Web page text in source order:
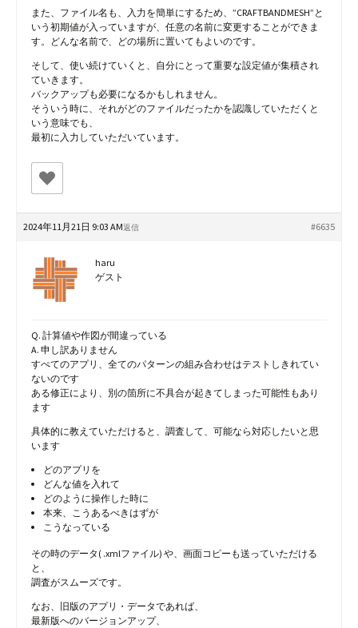
また、ファイル名も、入力を簡単にするため、”CRAFTBANDMESH”と
いう初期値が入っていますが、任意の名前に変更することができま
す。どんな名前で、どの場所に置いてもよいのです。
そして、使い続けていくと、自分にとって重要な設定値が集積され
ていきます。
バックアップも必要になるかもしれません。
そういう時に、それがどのファイルだったかを認識していただくと
いう意味でも、
最初に入力していただいています。
2024年11月21日 9:03 AM #6635
返信
haru
ゲスト
Q. 計算値や作図が間違っている
A. 申し訳ありません
すぺてのアプリ、全てのパターンの組み合わせはテストしきれてい
ないのです
ある修正により、別の箇所に不具合が起きてしまった可能性もあり
ます
具体的に教えていただけると、調査して、可能なら対応したいと思
います
どのアプリを
どんな値を入れて
どのように操作した時に
本来、こうあるべきはずが
こうなっている
その時のデータ( .xmlファイル) や、画面コピーも送っていただける
と、
調査がスムーズです。
なお、旧版のアプリ・データであれば、
最新版へのバージョンアップ、